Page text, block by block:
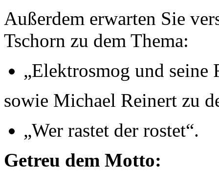
Außerdem erwarten Sie
Tschorn zu dem Thema:
„Elektrosmog und seine
sowie Michael Reinert zu
„Wer rastet der rostet“.
Getreu dem Motto: